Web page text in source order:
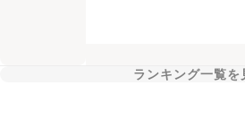
ランキング一覧を